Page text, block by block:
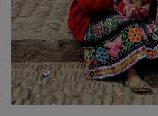
A Palo Santo spanyolul
- szent ), mely
illetnek, de ebben az
van szó, mely hasonlóan
balzsamfák (Burseraceae)
meglepő módon nem
gyantájával is